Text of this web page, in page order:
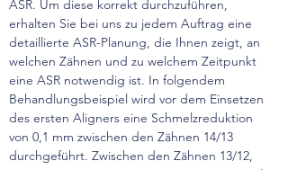
ASR. Um diese korrekt durchzuführen,
erhalten Sie bei uns zu jedem Auftrag eine
detaillierte ASR-Planung, die Ihnen zeigt, an
welchen Zähnen und zu welchem Zeitpunkt
eine ASR notwendig ist. In folgendem
Behandlungsbeispiel wird vor dem Einsetzen
des ersten Aligners eine Schmelzreduktion
von 0,1 mm zwischen den Zähnen 14/13
durchgeführt. Zwischen den Zähnen 13/12,